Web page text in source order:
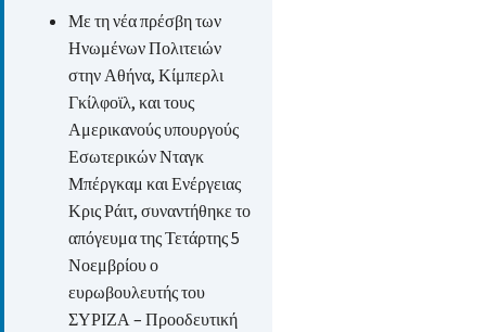
Με τη νέα πρέσβη των
Ηνωμένων Πολιτειών
στην Αθήνα, Κίμπερλι
Γκίλφοϊλ, και τους
Αμερικανούς υπουργούς
Εσωτερικών Νταγκ
Μπέργκαμ και Ενέργειας
Κρις Ράιτ, συναντήθηκε το
απόγευμα της Τετάρτης 5
Νοεμβρίου ο
ευρωβουλευτής του
ΣΥΡΙΖΑ – Προοδευτική